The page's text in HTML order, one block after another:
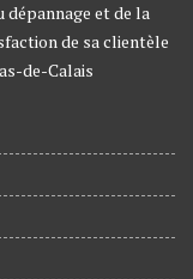
dépannage et de la
de sa clientèle
de-Calais